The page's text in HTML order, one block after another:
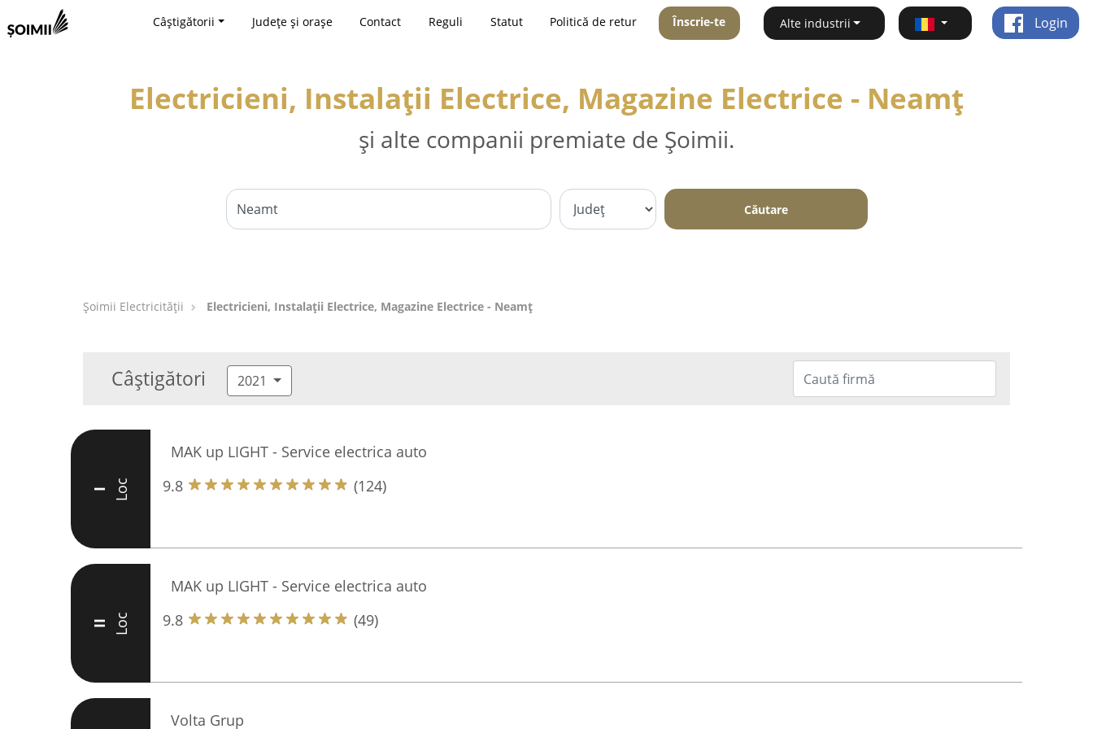
Câștigătorii Județe și orașe Contact Reguli Statut Politică de retur Înscrie-te Alte industrii Login
Electricieni, Instalații Electrice, Magazine Electrice - Neamţ
și alte companii premiate de Șoimii.
Căutare
Șoimii Electricității Electricieni, Instalații Electrice, Magazine Electrice - Neamţ
Câștigători 2021
I Loc
MAK up LIGHT - Service electrica auto
9.8
(124)
II Loc
MAK up LIGHT - Service electrica auto
9.8
(49)
Volta Grup